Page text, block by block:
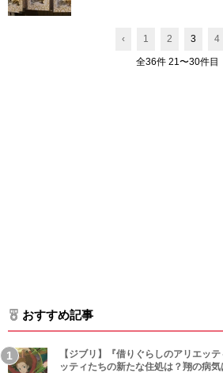
‹ 1 2 3 4
全36件 21〜30件目
おすすめ記事
【ジブリ】『借りぐらしのアリエッ
ッティたちの新たな住処は？翔の病気